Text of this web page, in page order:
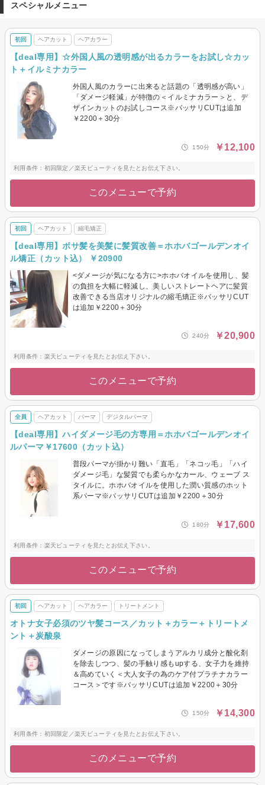
スペシャルメニュー
初回 ヘアカット ヘアカラー
【deal専用】☆外国人風の透明感が出るカラーをお試し☆カッ
ト＋イルミナカラー
外国人風のカラーに出来ると話題の「透明感が高い」
「ダメージ軽減」が特徴の＜イルミナカラー＞と、デ
ザインカットのお試しコース※バッサリCUTは追加
￥2200＋30分
150分 ￥12,100
利用条件：初回限定／楽天ビューティを見たとお伝え下さい。
このメニューで予約
初回 ヘアカット 縮毛矯正
【deal専用】ボサ髪を美髪に髪質改善＝ホホバゴールデンオイ
ル矯正（カット込） ￥20900
<ダメージが気になる方に>ホホバオイルを使用し、髪
の負担を大幅に軽減し、美しいストレートヘアに髪質
改善できる当店オリジナルの縮毛矯正※バッサリCUT
は追加￥2200＋30分
240分 ￥20,900
利用条件：楽天ビューティを見たとお伝え下さい。
このメニューで予約
全員 ヘアカット パーマ デジタルパーマ
【deal専用】ハイダメージ毛の方専用＝ホホバゴールデンオイ
ルパーマ￥17600（カット込）
普段パーマが掛かり難い「直毛」「ネコッ毛」「ハイ
ダメージ毛」な髪質でも柔らかなカール、ウェーブ ス
タイルに。ホホバオイルを使用した潤い質感のホット
系パーマ※バッサリCUTは追加￥2200＋30分
180分 ￥17,600
利用条件：楽天ビューティを見たとお伝え下さい。
このメニューで予約
初回 ヘアカット ヘアカラー トリートメント
オトナ女子必須のツヤ髪コース／カット＋カラー＋トリートメ
ント＋炭酸泉
ダメージの原因になってしまうアルカリ成分と酸化剤
を除去しつつ、髪の手触り感もupする、女子力を維持
＆高めていく＜大人女子の為のケア付プラチナカラー
コース＞です※バッサリCUTは追加￥2200＋30分
150分 ￥14,300
利用条件：初回限定／楽天ビューティを見たとお伝え下さい。
このメニューで予約